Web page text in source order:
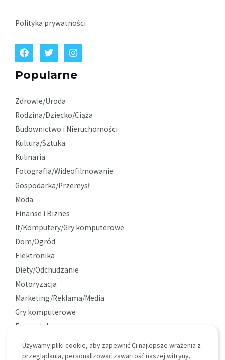
Polityka prywatności
Popularne
Zdrowie/Uroda
Rodzina/Dziecko/Ciąża
Budownictwo i Nieruchomości
Kultura/Sztuka
Kulinaria
Fotografia/Wideofilmowanie
Gospodarka/Przemysł
Moda
Finanse i Biznes
It/Komputery/Gry komputerowe
Dom/Ogród
Elektronika
Diety/Odchudzanie
Motoryzacja
Marketing/Reklama/Media
Gry komputerowe
Energetyka
Ciekawostki
Używamy pliki cookie, aby zapewnić Ci najlepsze wrażenia z
przeglądania, personalizować zawartość naszej witryny,